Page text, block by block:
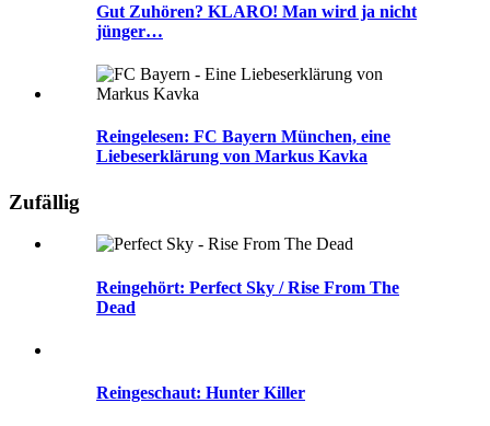
Gut Zuhören? KLARO! Man wird ja nicht
jünger…
Reingelesen: FC Bayern München, eine
Liebeserklärung von Markus Kavka
Zufällig
Reingehört: Perfect Sky / Rise From The
Dead
Reingeschaut: Hunter Killer